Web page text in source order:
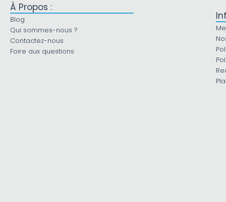
À Propos :
Blog
Qui sommes-nous ?
Contactez-nous
Foire aux questions